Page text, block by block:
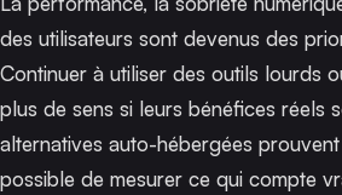
des utilisateurs sont devenus des
Continuer à utiliser des outils lourds
plus de sens si leurs bénéfices réels
alternatives auto-hébergées prouvent
possible de mesurer ce qui compte